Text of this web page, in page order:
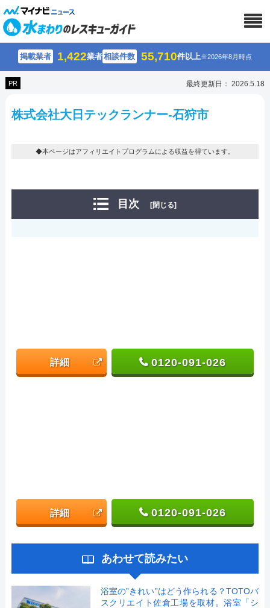
掲載業者 1,422業者相談件数 55,710件以上※2026年8月時点
PR 最終更新日： 2026.5.18
株式会社大日テックランナー-石狩市
◆本ページはアフィリエイトプログラムによる収益を得ています。
目次 [閉じる]
詳細 0120-091-026
詳細 0120-091-026
あわせて読みたい
浴室の”きれい”はどう作られる？TOTOバ
スクリエイト佐倉工場を取材。浴室「シ